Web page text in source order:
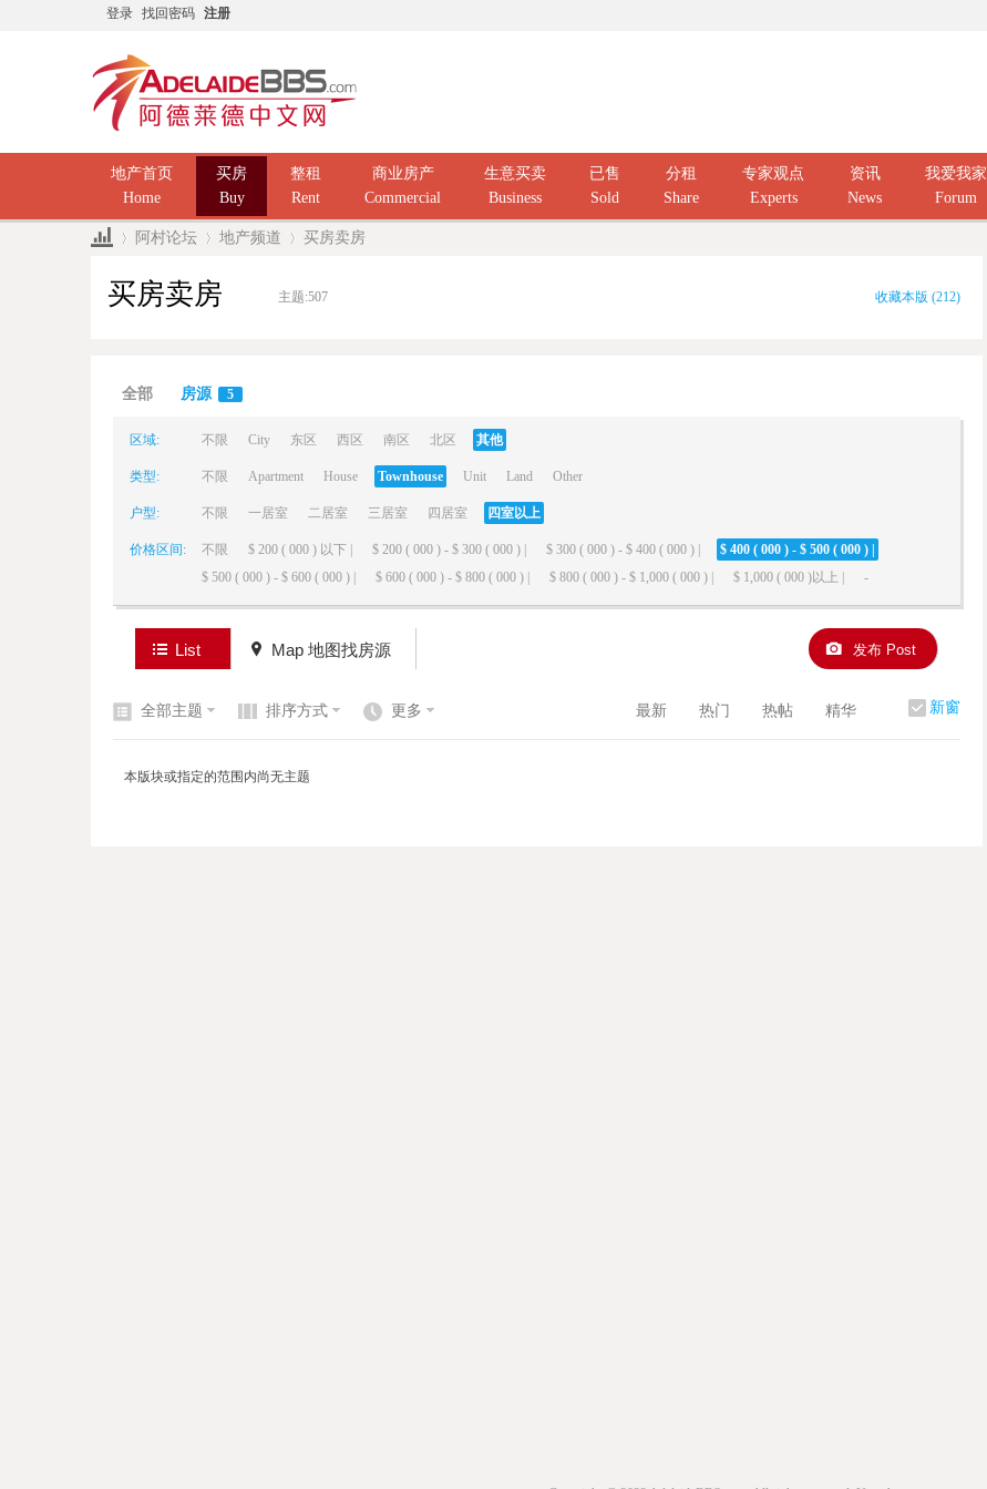
登录 找回密码 注册
地产首页
Home
买房
Buy
整租
Rent
商业房产
Commercial
生意买卖
Business
已售
Sold
分租
Share
专家观点
Experts
资讯
News
我爱我家
Forum
阿村论坛 地产频道 买房卖房
买房卖房 主题:507 收藏本版 (212)
全部 房源 5
区域: 不限 City 东区 西区 南区 北区 其他
类型: 不限 Apartment House Townhouse Unit Land Other
户型: 不限 一居室 二居室 三居室 四居室 四室以上
价格区间: 不限 $ 200 ( 000 ) 以下 | $ 200 ( 000 ) - $ 300 ( 000 ) | $ 300 ( 000 ) - $ 400 ( 000 ) |
$ 400 ( 000 ) - $ 500 ( 000 ) |
$ 500 ( 000 ) - $ 600 ( 000 ) |
$ 600 ( 000 ) - $ 800 ( 000 ) | $ 800 ( 000 ) - $ 1,000 ( 000 ) | $ 1,000 ( 000 )以上 | -
List Map 地图找房源 发布 Post
新窗
全部主题 排序方式 更多 最新 热门 热帖 精华
本版块或指定的范围内尚无主题